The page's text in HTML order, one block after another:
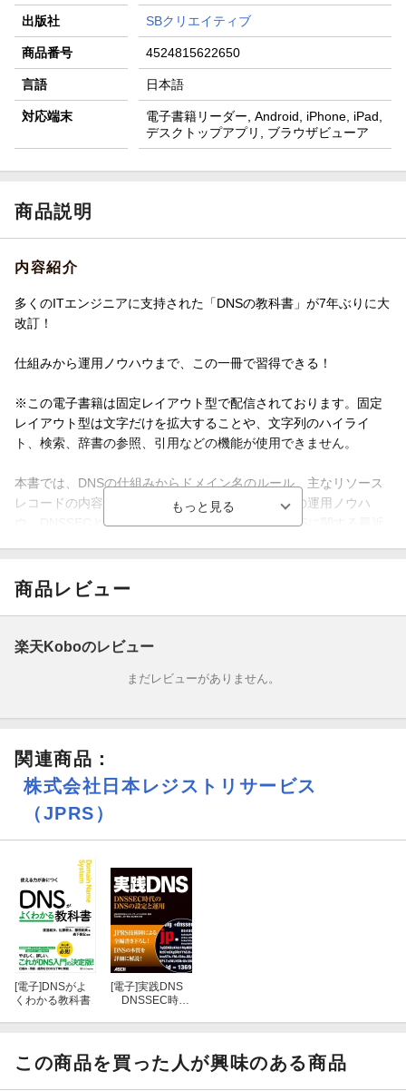
出版社 SBクリエイティブ
商品番号 4524815622650
言語 日本語
対応端末
電子書籍リーダー, Android, iPhone, iPad,
デスクトップアプリ, ブラウザビューア
商品説明
内容紹介
多くのITエンジニアに支持された「DNSの教科書」が7年ぶりに大
改訂！
仕組みから運用ノウハウまで、この一冊で習得できる！
※この電子書籍は固定レイアウト型で配信されております。固定
レイアウト型は文字だけを拡大することや、文字列のハイライ
ト、検索、辞書の参照、引用などの機能が使用できません。
本書では、DNSの仕組みからドメイン名のルール、主なリソース
レコードの内容、コマンドによる動作確認、DNSの運用ノウハ
ウ、DNSSECとプライバシー保護の基礎知識、DNSに関する最近
とかくわかりづらいと言われがちなDNSですが、1つずつ用語を知
り、仕組みの全体像を押さえてから細部に入っていくことで、驚
と使い方を体系的に学んでいきましょう！
今回の改訂では、第1版の刊行以降に起こったDNSにおけるさまざ
須の項目を大幅に加筆し、既存の項目も充実させました。初学者
ートにもぜひご活用ください！
・既存の解説・図版を最新化し、よりわかりやすくブラッシュア
・新たな技術トレンドを解説したコラムを大幅に拡充
・運用の現場で役立つ情報の解説をより一層充実（新たなリソー
スレコード、権威サーバーの応答の種類、コマンドの結果の読み
解き方など）
・最新のセキュリティやプライバシー保護の解説を追加
・今後のDNSに関する最新技術を解説した新たな章を追加（新技
商品レビュー
楽天Koboのレビュー
まだレビューがありません。
関連商品 ：
株式会社日本レジストリサービス
（JPRS）
[電子]DNSがよ
くわかる教科書
[電子]実践DNS
DNSSEC時代
この商品を買った人が興味のある商品